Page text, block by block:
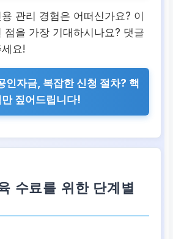
관리 경험은 어떠신가요? 이
점을 가장 기대하시나요? 댓글
요!
인자금, 복잡한 신청 절차? 핵
만 짚어드립니다!
수료를 위한 단계별